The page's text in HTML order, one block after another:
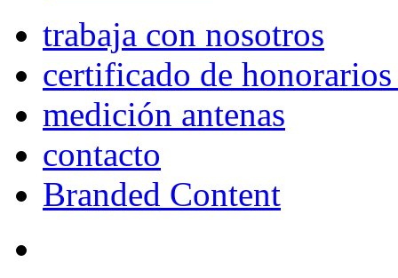
trabaja con nosotros
certificado de
medición antenas
contacto
Branded Content